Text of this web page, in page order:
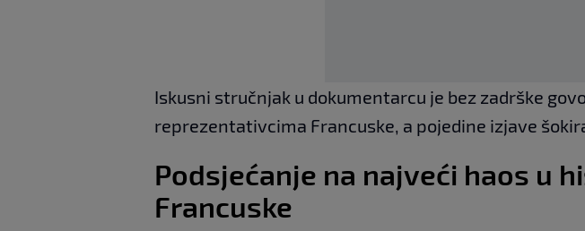
Iskusni stručnjak u dokumentarcu je bez zadrške
reprezentativcima Francuske, a pojedine izjave
Podsjećanje na najveći haos u
Francuske